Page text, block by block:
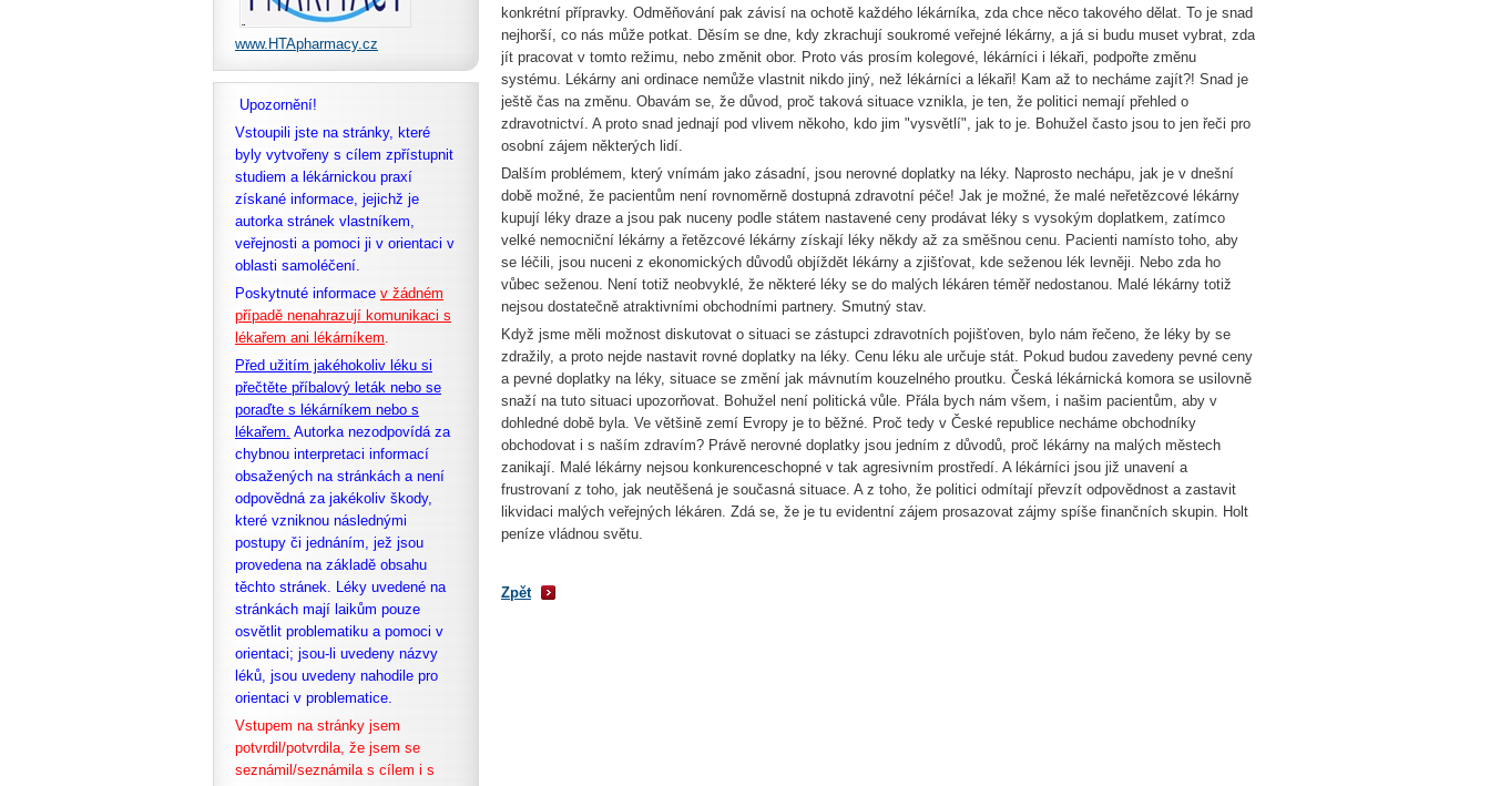
konkrétní přípravky. Odměňování pak závisí na ochotě každého lékárníka, zda chce něco takového dělat. To je snad
nejhorší, co nás může potkat. Děsím se dne, kdy zkrachují soukromé veřejné lékárny, a já si budu muset vybrat, zda
jít pracovat v tomto režimu, nebo změnit obor. Proto vás prosím kolegové, lékárníci i lékaři, podpořte změnu
systému. Lékárny ani ordinace nemůže vlastnit nikdo jiný, než lékárníci a lékaři! Kam až to necháme zajít?! Snad je
ještě čas na změnu. Obavám se, že důvod, proč taková situace vznikla, je ten, že politici nemají přehled o
zdravotnictví. A proto snad jednají pod vlivem někoho, kdo jim "vysvětlí", jak to je. Bohužel často jsou to jen řeči pro
osobní zájem některých lidí.
Dalším problémem, který vnímám jako zásadní, jsou nerovné doplatky na léky. Naprosto nechápu, jak je v dnešní
době možné, že pacientům není rovnoměrně dostupná zdravotní péče! Jak je možné, že malé neřetězcové lékárny
kupují léky draze a jsou pak nuceny podle státem nastavené ceny prodávat léky s vysokým doplatkem, zatímco
velké nemocniční lékárny a řetězcové lékárny získají léky někdy až za směšnou cenu. Pacienti namísto toho, aby
se léčili, jsou nuceni z ekonomických důvodů objíždět lékárny a zjišťovat, kde seženou lék levněji. Nebo zda ho
vůbec seženou. Není totiž neobvyklé, že některé léky se do malých lékáren téměř nedostanou. Malé lékárny totiž
nejsou dostatečně atraktivními obchodními partnery. Smutný stav.
Když jsme měli možnost diskutovat o situaci se zástupci zdravotních pojišťoven, bylo nám řečeno, že léky by se
zdražily, a proto nejde nastavit rovné doplatky na léky. Cenu léku ale určuje stát. Pokud budou zavedeny pevné ceny
a pevné doplatky na léky, situace se změní jak mávnutím kouzelného proutku. Česká lékárnická komora se usilovně
snaží na tuto situaci upozorňovat. Bohužel není politická vůle. Přála bych nám všem, i našim pacientům, aby v
dohledné době byla. Ve většině zemí Evropy je to běžné. Proč tedy v České republice necháme obchodníky
obchodovat i s naším zdravím? Právě nerovné doplatky jsou jedním z důvodů, proč lékárny na malých městech
zanikají. Malé lékárny nejsou konkurenceschopné v tak agresivním prostředí. A lékárníci jsou již unavení a
frustrovaní z toho, jak neutěšená je současná situace. A z toho, že politici odmítají převzít odpovědnost a zastavit
likvidaci malých veřejných lékáren. Zdá se, že je tu evidentní zájem prosazovat zájmy spíše finančních skupin. Holt
peníze vládnou světu.
Zpět
www.HTApharmacy.cz
Upozornění!
Vstoupili jste na stránky, které
byly vytvořeny s cílem zpřístupnit
studiem a lékárnickou praxí
získané informace, jejichž je
autorka stránek vlastníkem,
veřejnosti a pomoci ji v orientaci v
oblasti samoléčení.
Poskytnuté informace v žádném
případě nenahrazují komunikaci s
lékařem ani lékárníkem.
Před užitím jakéhokoliv léku si
přečtěte příbalový leták nebo se
poraďte s lékárníkem nebo s
lékařem. Autorka nezodpovídá za
chybnou interpretaci informací
obsažených na stránkách a není
odpovědná za jakékoliv škody,
které vzniknou následnými
postupy či jednáním, jež jsou
provedena na základě obsahu
těchto stránek. Léky uvedené na
stránkách mají laikům pouze
osvětlit problematiku a pomoci v
orientaci; jsou-li uvedeny názvy
léků, jsou uvedeny nahodile pro
orientaci v problematice.
Vstupem na stránky jsem
potvrdil/potvrdila, že jsem se
seznámil/seznámila s cílem i s